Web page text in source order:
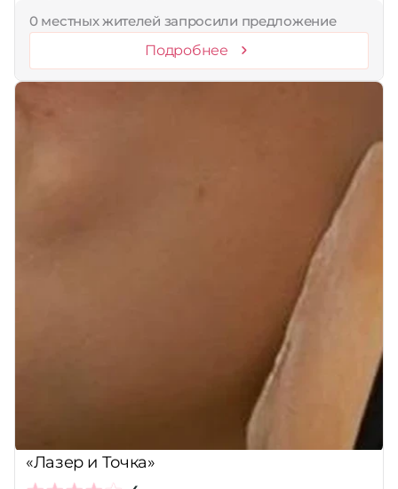
0 местных жителей запросили предложение
Подробнее
«Лазер и Точка»